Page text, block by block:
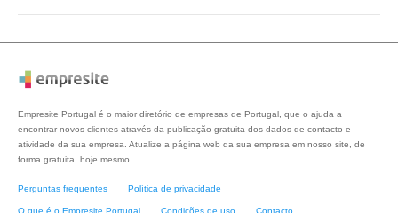
Empresite Portugal é o maior diretório de empresas de Portugal, que o ajuda a
encontrar novos clientes através da publicação gratuita dos dados de contacto e
atividade da sua empresa. Atualize a página web da sua empresa em nosso site, de
forma gratuita, hoje mesmo.
Perguntas frequentes Política de privacidade